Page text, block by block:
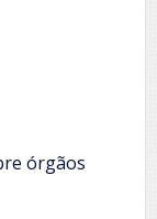
órgãos